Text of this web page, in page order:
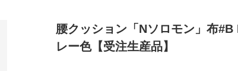
腰クッション「Nソロモン」布#B
レー色【受注生産品】